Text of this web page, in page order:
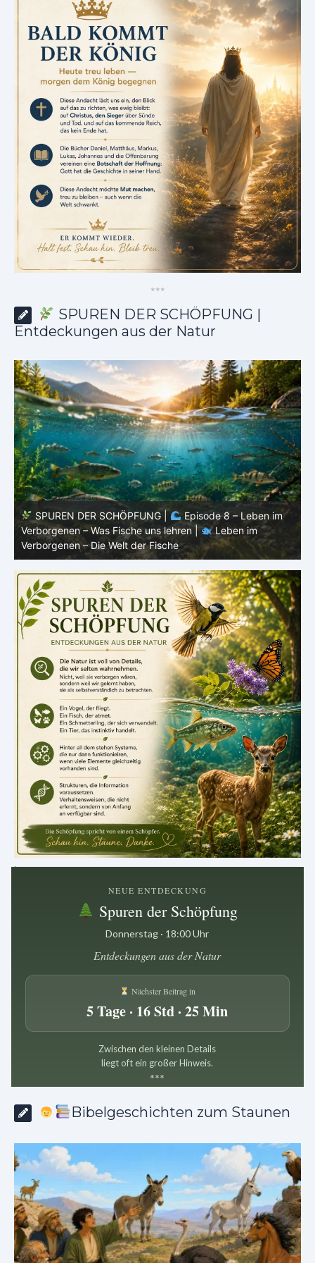
***
SPUREN DER SCHÖPFUNG |
Entdeckungen aus der Natur
SPUREN DER SCHÖPFUNG |
Episode 8 – Leben im
Verborgenen – Was Fische uns lehren |
Leben im
Verborgenen – Die Welt der Fische
.
NEUE ENTDECKUNG
Spuren der Schöpfung
Donnerstag · 18:00 Uhr
Entdeckungen aus der Natur
Nächster Beitrag in
5 Tage · 16 Std · 25 Min
Zwischen den kleinen Details
liegt oft ein großer Hinweis.
***
Bibelgeschichten zum Staunen